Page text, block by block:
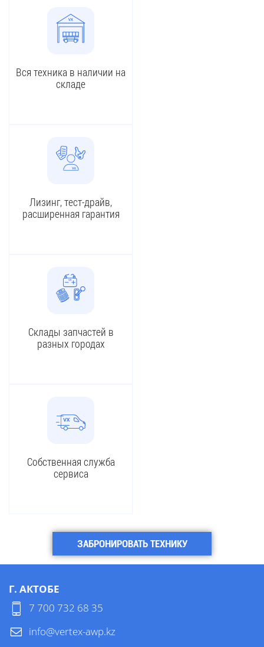
Вся техника в наличии на
складе
Лизинг, тест-драйв,
расширенная гарантия
Склады запчастей в
разных городах
Собственная служба
сервиса
ЗАБРОНИРОВАТЬ ТЕХНИКУ
Г. АКТОБЕ
7 700 732 68 35
info@vertex-awp.kz